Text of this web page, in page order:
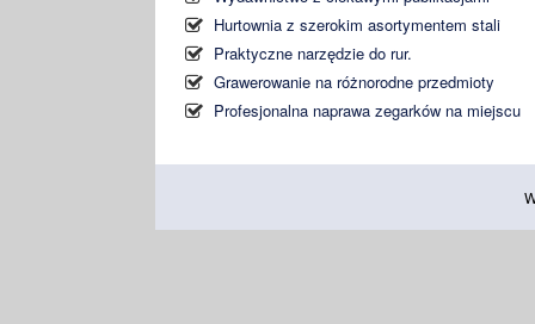
Hurtownia z szerokim asortymentem stali
Praktyczne narzędzie do rur.
Grawerowanie na różnorodne przedmioty
Profesjonalna naprawa zegarków na miejscu